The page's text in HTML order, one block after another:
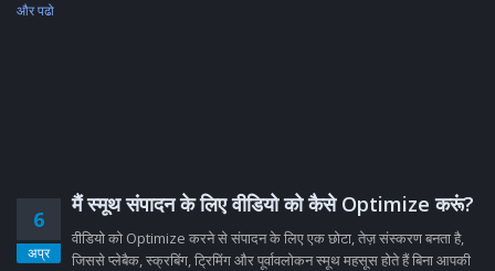
और पढो
6
अप्र
मैं स्मूथ संपादन के लिए वीडियो को कैसे Optimize करूं?
वीडियो को Optimize करने से संपादन के लिए एक छोटा, तेज़ संस्करण बनता है,
जिससे प्लेबैक, स्क्रबिंग, ट्रिमिंग और पूर्वावलोकन स्मूथ महसूस होते हैं बिना आपकी